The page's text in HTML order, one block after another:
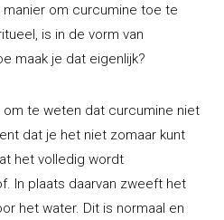
om curcumine toe te
is in de vorm van
maak je dat eigenlijk?
te weten dat curcumine niet
dat je het niet zomaar kunt
het volledig wordt
In plaats daarvan zweeft het
het water. Dit is normaal en